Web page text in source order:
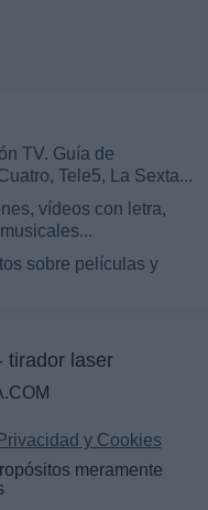
TV. Guía de
Tele5, La Sexta...
vídeos con letra,
sobre películas y
tirador laser
y Cookies
meramente